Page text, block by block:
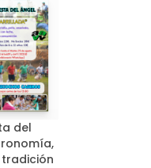
del